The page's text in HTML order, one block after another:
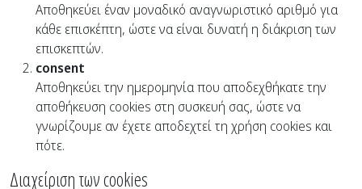
Αποθηκεύει έναν μοναδικό αναγνωριστικό αριθμό για
κάθε επισκέπτη, ώστε να είναι δυνατή η διάκριση των
επισκεπτών.
consent
Αποθηκεύει την ημερομηνία που αποδεχθήκατε την
αποθήκευση cookies στη συσκευή σας, ώστε να
γνωρίζουμε αν έχετε αποδεχτεί τη χρήση cookies και
πότε.
Διαχείριση των cookies